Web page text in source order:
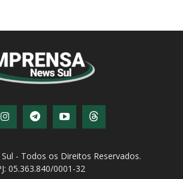
- Todos os Direitos Reservados.
05.363.840/0001-32